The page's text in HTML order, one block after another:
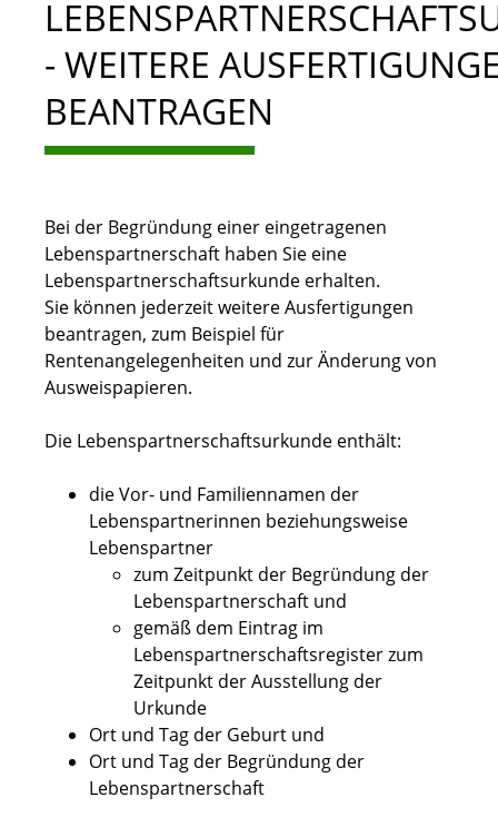
- WEITERE
BEANTRAGEN
Bei der Begründung einer eingetragenen
Lebenspartnerschaft haben Sie eine
Lebenspartnerschaftsurkunde erhalten.
Sie können jederzeit weitere Ausfertigungen
beantragen, zum Beispiel für
Rentenangelegenheiten und zur Änderung von
Ausweispapieren.
Die Lebenspartnerschaftsurkunde enthält:
die Vor- und Familiennamen der
Lebenspartnerinnen beziehungsweise
Lebenspartner
zum Zeitpunkt der Begründung der
Lebenspartnerschaft und
gemäß dem Eintrag im
Lebenspartnerschaftsregister zum
Zeitpunkt der Ausstellung der
Urkunde
Ort und Tag der Geburt und
Ort und Tag der Begründung der
Lebenspartnerschaft